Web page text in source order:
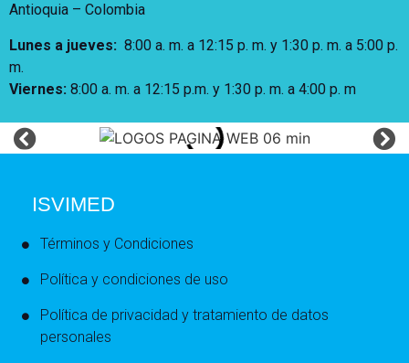
Antioquia – Colombia
Lunes a jueves: 8:00 a. m. a 12:15 p. m. y 1:30 p. m. a 5:00 p.
m.
Viernes: 8:00 a. m. a 12:15 p.m. y 1:30 p. m. a 4:00 p. m
ISVIMED
Términos y Condiciones
Política y condiciones de uso
Política de privacidad y tratamiento de datos
personales